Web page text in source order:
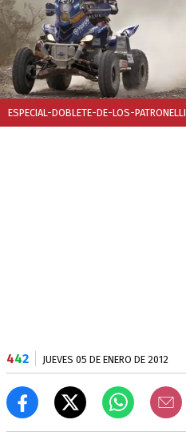
ESPECIAL-DOBLETE-DE-LOS-PATRONELLI
442 JUEVES 05 DE ENERO DE 2012